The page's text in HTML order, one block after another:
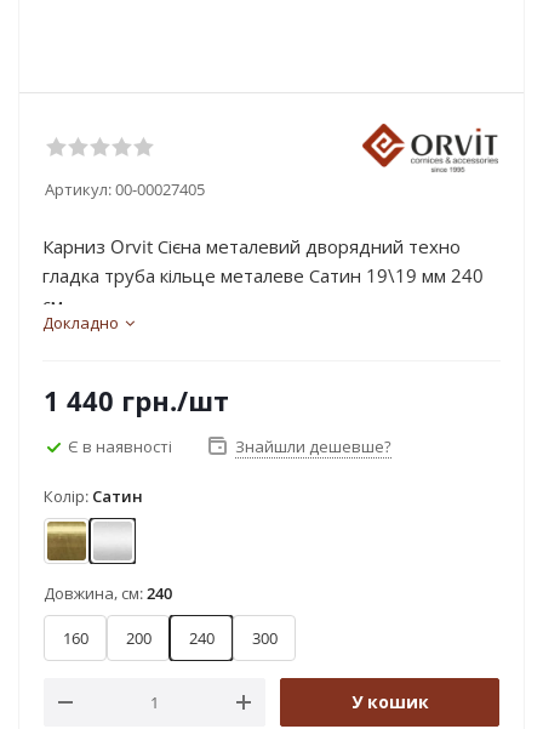
Артикул:00-00027405
Карниз Orvit Сієна металевий дворядний техно
гладка труба кільце металеве Сатин 19\19 мм 240
см...
Докладно
1 440 грн./шт
Є в наявності Знайшли дешевше?
Колір: Сатин
АнтикСатин
Довжина, см:240
160 200 240 300
У кошик